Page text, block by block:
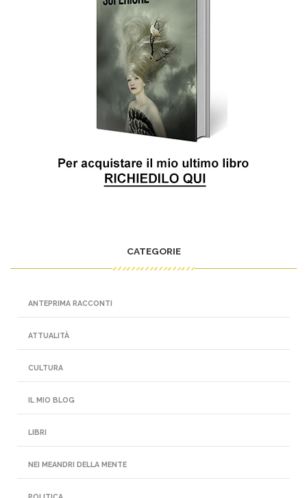
CATEGORIE
ANTEPRIMA RACCONTI
ATTUALITÀ
CULTURA
IL MIO BLOG
LIBRI
NEI MEANDRI DELLA MENTE